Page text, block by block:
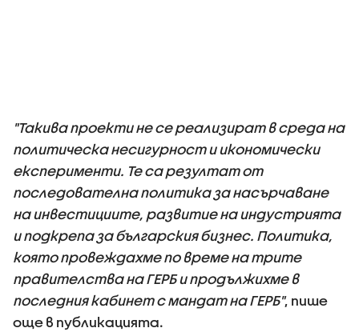
"Такива проекти не се реализират в среда на
политическа несигурност и икономически
експерименти. Те са резултат от
последователна политика за насърчаване
на инвестициите, развитие на индустрията
и подкрепа за българския бизнес. Политика,
която провеждахме по време на трите
правителства на ГЕРБ и продължихме в
последния кабинет с мандат на ГЕРБ", пише
още в публикацията.